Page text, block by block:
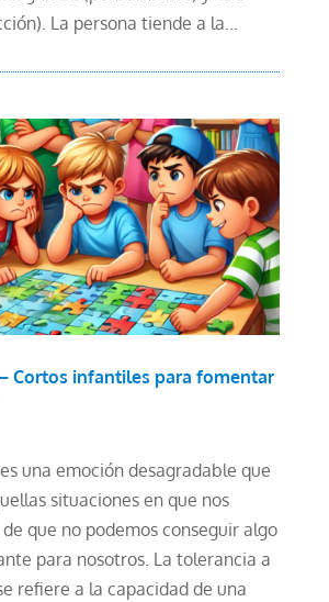
La persona tiende a la...
Cortos infantiles para fomentar
una emoción desagradable que
situaciones en que nos
que no podemos conseguir algo
para nosotros. La tolerancia a
refiere a la capacidad de una